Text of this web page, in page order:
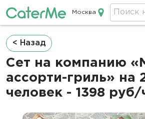
Кейтеринг в
Москва
Строка
навигации
< Назад
Сет на компанию
ассорти-гриль» на
человек - 1398 руб/